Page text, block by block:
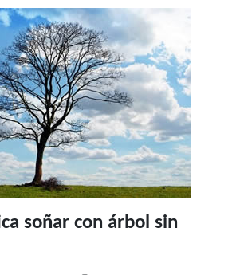
soñar con árbol sin